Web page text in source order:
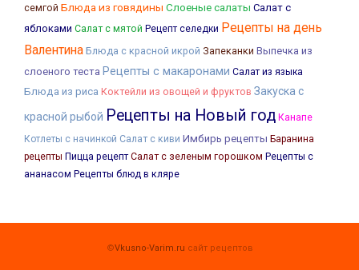
семгой Блюда из говядины Слоеные салаты Салат с
яблоками Салат с мятой Рецепт селедки Рецепты на день
Валентина Блюда с красной икрой Запеканки Выпечка из
слоеного теста Рецепты с макаронами Салат из языка
Блюда из риса Коктейли из овощей и фруктов Закуска с
красной рыбой Рецепты на Новый год Канапе
Котлеты с начинкой Салат с киви Имбирь рецепты Баранина
рецепты Пицца рецепт Салат с зеленым горошком Рецепты с
ананасом Рецепты блюд в кляре
©Vkusno-Varim.ru сайт рецептов